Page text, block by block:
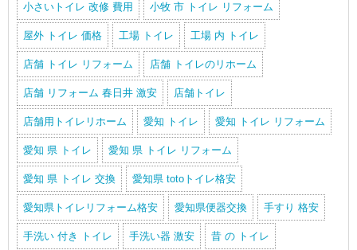
小さいトイレ 改修 費用 小牧 市 トイレ リフォーム
屋外 トイレ 価格 工場 トイレ 工場 内 トイレ
店舗 トイレ リフォーム 店舗 トイレのリホーム
店舗 リフォーム 春日井 激安 店舗トイレ
店舗用トイレリホーム 愛知 トイレ 愛知 トイレ リフォーム
愛知 県 トイレ 愛知 県 トイレ リフォーム
愛知 県 トイレ 交換 愛知県 totoトイレ格安
愛知県トイレリフォーム格安 愛知県便器交換 手すり 格安
手洗い 付き トイレ 手洗い器 激安 昔 の トイレ